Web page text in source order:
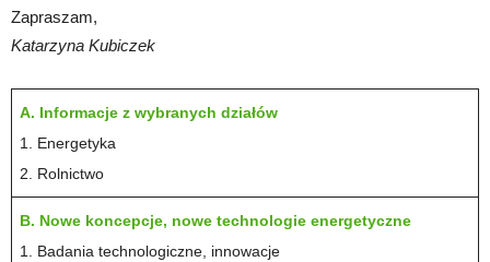
Zapraszam,
Katarzyna Kubiczek
A. Informacje z wybranych działów
1. Energetyka
2. Rolnictwo
B. Nowe koncepcje, nowe technologie energetyczne
1. Badania technologiczne, innowacje